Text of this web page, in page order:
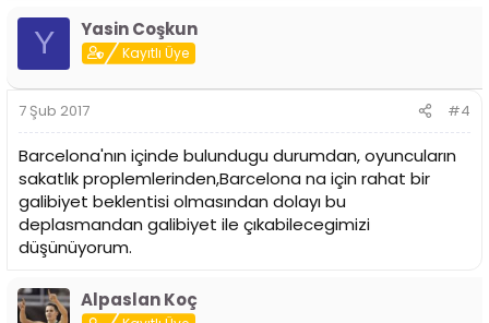
Y Yasin Coşkun
Kayıtlı Üye
7 Şub 2017 #4
Barcelona'nın içinde bulundugu durumdan, oyuncuların
sakatlık proplemlerinden,Barcelona na için rahat bir
galibiyet beklentisi olmasından dolayı bu
deplasmandan galibiyet ile çıkabilecegimizi
düşünüyorum.
Alpaslan Koç